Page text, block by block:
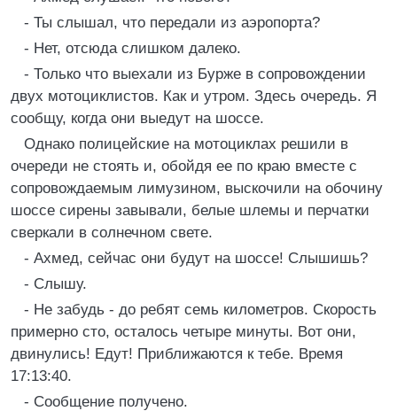
- Ты слышал, что передали из аэропорта?
- Нет, отсюда слишком далеко.
- Только что выехали из Бурже в сопровождении
двух мотоциклистов. Как и утром. Здесь очередь. Я
сообщу, когда они выедут на шоссе.
Однако полицейские на мотоциклах решили в
очереди не стоять и, обойдя ее по краю вместе с
сопровождаемым лимузином, выскочили на обочину
шоссе сирены завывали, белые шлемы и перчатки
сверкали в солнечном свете.
- Ахмед, сейчас они будут на шоссе! Слышишь?
- Слышу.
- Не забудь - до ребят семь километров. Скорость
примерно сто, осталось четыре минуты. Вот они,
двинулись! Едут! Приближаются к тебе. Время
17:13:40.
- Сообщение получено.